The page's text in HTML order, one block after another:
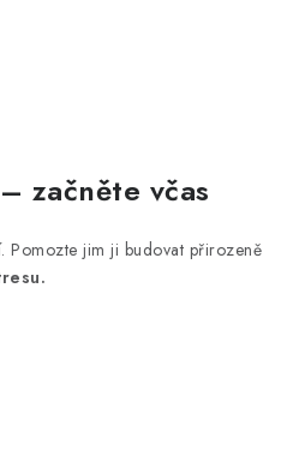
začněte včas
Pomozte jim ji budovat přirozeně